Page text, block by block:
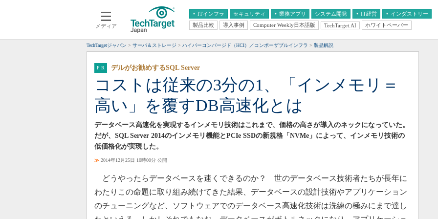
メディア
ITインフラ
クラウド
スマートモバイル
ネットワーク
システム運用管理
セキュリティ 業務アプリ
エンタープライズAI
ERP
CX
情報系システム
システム開発 IT経営
経営とIT
中堅・中小企業とIT
インダストリー
医療IT
製品比較 導入事例 Computer Weekly日本語版 TechTarget.AI ホワイトペーパー
TechTargetジャパン サーバ＆ストレージ ハイパーコンバージド（HCI）／コンポーザブルインフラ 製品解説
コストは従来の3分の1、「インメモリ＝
高い」を覆すDB高速化とは
デルがお勧めするSQL Server
データベース高速化を実現するインメモリ技術はこれまで、価格の高さが導入のネックになっていた。
だが、SQL Server 2014のインメモリ機能とPCIe SSDの新規格「NVMe」によって、インメモリ技術の
低価格化が実現した。
≫ 2014年12月25日 10時00分 公開
どうやったらデータベースを速くできるのか？ 世のデータベース技術者たちが長年に
わたりこの命題に取り組み続けてきた結果、データベースの設計技術やアプリケーション
のチューニングなど、ソフトウェアでのデータベース高速化技術は洗練の極みにまで達し